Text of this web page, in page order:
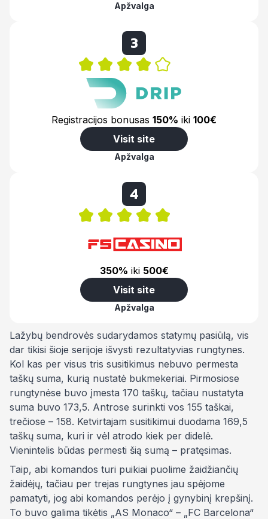
Apžvalga
3
Registracijos bonusas 150% iki 100€
Visit site
Apžvalga
4
350% iki 500€
Visit site
Apžvalga
Lažybų bendrovės sudarydamos statymų pasiūlą, vis
dar tikisi šioje serijoje išvysti rezultatyvias rungtynes.
Kol kas per visus tris susitikimus nebuvo permesta
taškų suma, kurią nustatė bukmekeriai. Pirmosiose
rungtynėse buvo įmesta 170 taškų, tačiau nustatyta
suma buvo 173,5. Antrose surinkti vos 155 taškai,
trečiose – 158. Ketvirtajam susitikimui duodama 169,5
taškų suma, kuri ir vėl atrodo kiek per didelė.
Vienintelis būdas permesti šią sumą – pratęsimas.
Taip, abi komandos turi puikiai puolime žaidžiančių
žaidėjų, tačiau per trejas rungtynes jau spėjome
pamatyti, jog abi komandos perėjo į gynybinį krepšinį.
To buvo galima tikėtis „AS Monaco“ – „FC Barcelona“